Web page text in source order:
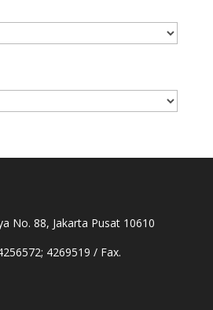
No. 88, Jakarta Pusat 10610
4269519 / Fax.